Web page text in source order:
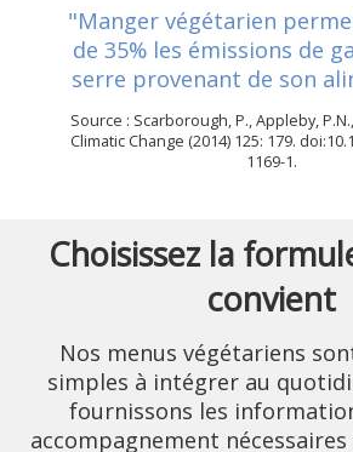
"Manger végétarien
de 35% les émissions de
serre provenant de son
Source : Scarborough, P., Appleby,
Climatic Change (2014) 125: 179.
1169-1.
Choisissez la
convient
Nos menus végétariens
simples à intégrer au
fournissons les
accompagnement